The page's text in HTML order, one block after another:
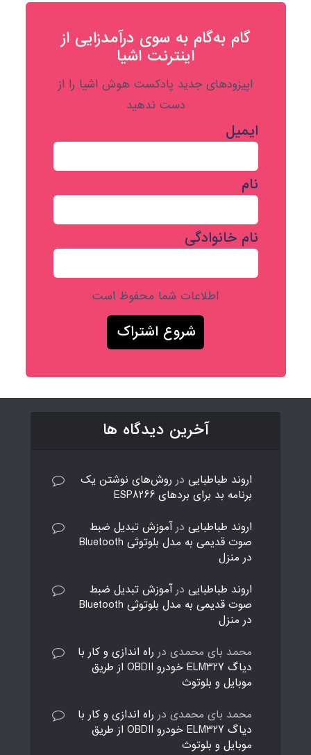
گام به‌گام به‌ سوی درآمدزایی از
اینترنت اشیا
اپیزودهای جدید پادکست هوش اشیا را از
دست ندهید
ایمیل
نام
نام خانوادگی
اطلاعات شما محفوظ است
آخرین دیدگاه ها
اروند طباطبایی در روش‌های نوشتن یک
برنامه بد برای بردهای ESP8266
اروند طباطبایی در آموزش تبدیل ضبط
صوت قدیمی به مدل بلوتوثی Bluetooth
در منزل
اروند طباطبایی در آموزش تبدیل ضبط
صوت قدیمی به مدل بلوتوثی Bluetooth
در منزل
محمد بای محمدی در راه اندازی و کار با
دیاگ ELM327 خودرو OBDII از طریق
موبایل و بلوتوث
محمد بای محمدی در راه اندازی و کار با
دیاگ ELM327 خودرو OBDII از طریق
موبایل و بلوتوث